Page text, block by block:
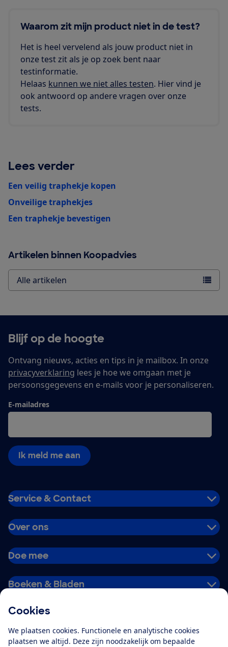
Cookies
We plaatsen cookies. Functionele en analytische cookies
plaatsen we altijd. Deze zijn noodzakelijk om bepaalde
Waarom zit mijn product niet in de test?
Het is heel vervelend als jouw product niet in
onze test zit als je op zoek bent naar
testinformatie.
Helaas kunnen we niet alles testen. Hier vind je
ook antwoord op andere vragen over onze
tests.
Lees verder
Een veilig traphekje kopen
Onveilige traphekjes
Een traphekje bevestigen
Artikelen binnen Koopadvies
Alle artikelen
Blijf op de hoogte
Ontvang nieuws, acties en tips in je mailbox. In onze
privacyverklaring lees je hoe we omgaan met je
persoonsgegevens en e-mails voor je personaliseren.
E-mailadres
Ik meld me aan
Service & Contact
Over ons
Doe mee
Boeken & Bladen